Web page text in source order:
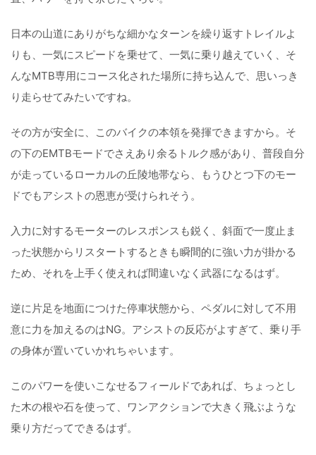
日本の山道にありがちな細かなターンを繰り返すトレイルよ
りも、一気にスピードを乗せて、一気に乗り越えていく、そ
んなMTB専用にコース化された場所に持ち込んで、思いっき
り走らせてみたいですね。
その方が安全に、このバイクの本領を発揮できますから。そ
の下のEMTBモードでさえあり余るトルク感があり、普段自分
が走っているローカルの丘陵地帯なら、もうひとつ下のモー
ドでもアシストの恩恵が受けられそう。
入力に対するモーターのレスポンスも鋭く、斜面で一度止ま
った状態からリスタートするときも瞬間的に強い力が掛かる
ため、それを上手く使えれば間違いなく武器になるはず。
逆に片足を地面につけた停車状態から、ペダルに対して不用
意に力を加えるのはNG。アシストの反応がよすぎて、乗り手
の身体が置いていかれちゃいます。
このパワーを使いこなせるフィールドであれば、ちょっとし
た木の根や石を使って、ワンアクションで大きく飛ぶような
乗り方だってできるはず。